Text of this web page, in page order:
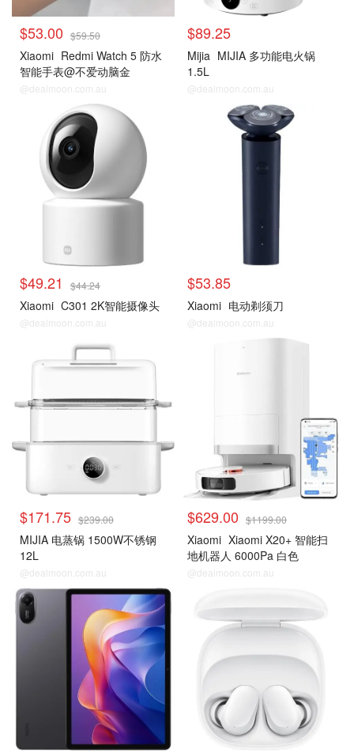
$53.00 $59.50
Xiaomi Redmi Watch 5 防水
智能手表@不爱动脑金
@dealmoon.com.au
$89.25
Mijia MIJIA 多功能电火锅
1.5L
@dealmoon.com.au
$49.21 $44.24
Xiaomi C301 2K智能摄像头
@dealmoon.com.au
$53.85
Xiaomi 电动剃须刀
@dealmoon.com.au
$171.75 $239.00
MIJIA 电蒸锅 1500W不锈钢
12L
@dealmoon.com.au
$629.00 $1199.00
Xiaomi Xiaomi X20+ 智能扫
地机器人 6000Pa 白色
@dealmoon.com.au